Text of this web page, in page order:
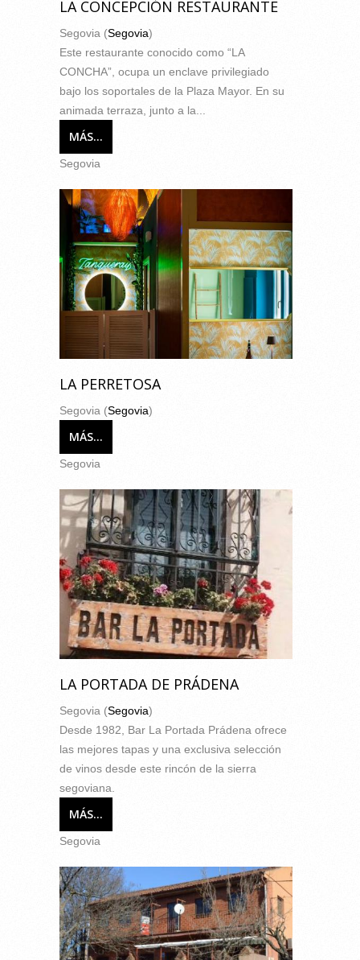
LA CONCEPCIÓN RESTAURANTE
Segovia (Segovia)
Este restaurante conocido como “LA
CONCHA”, ocupa un enclave privilegiado
bajo los soportales de la Plaza Mayor. En su
animada terraza, junto a la...
MÁS...
Segovia
LA PERRETOSA
Segovia (Segovia)
MÁS...
Segovia
LA PORTADA DE PRÁDENA
Segovia (Segovia)
Desde 1982, Bar La Portada Prádena ofrece
las mejores tapas y una exclusiva selección
de vinos desde este rincón de la sierra
segoviana.
MÁS...
Segovia